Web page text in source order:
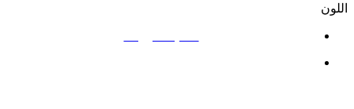
اللون